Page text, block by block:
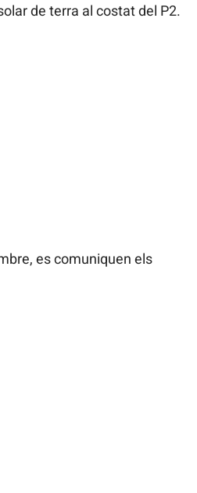
de terra al costat del P2.
es comuniquen els